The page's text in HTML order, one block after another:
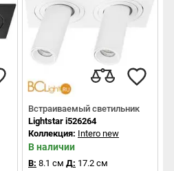
Встраиваемый светильник
Lightstar i526264
Коллекция: Intero new
В наличии
В: 8.1 см Д: 17.2 см